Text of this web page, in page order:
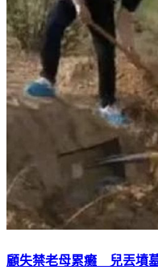
顧失禁老母累癱 兒丟墳